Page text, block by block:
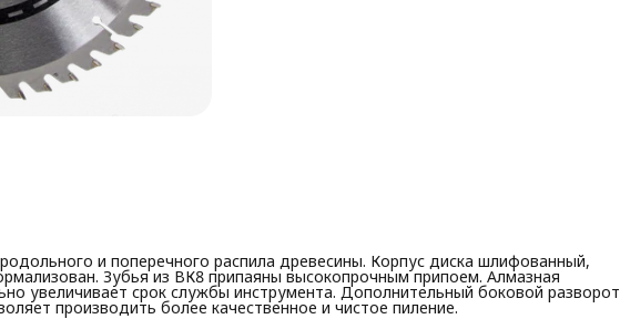
и поперечного распила древесины. Корпус диска шлифованный,
Зубья из ВК8 припаяны высокопрочным припоем. Алмазная
увеличивает срок службы инструмента. Дополнительный боковой разворот
производить более качественное и чистое пиление.